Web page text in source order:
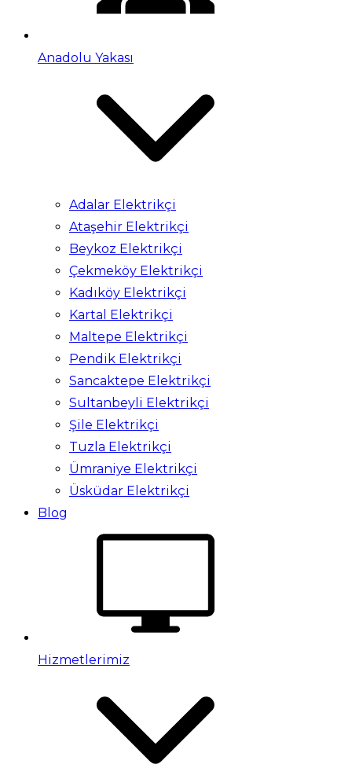
Anadolu Yakası
Adalar Elektrikçi
Ataşehir Elektrikçi
Beykoz Elektrikçi
Çekmeköy Elektrikçi
Kadıköy Elektrikçi
Kartal Elektrikçi
Maltepe Elektrikçi
Pendik Elektrikçi
Sancaktepe Elektrikçi
Sultanbeyli Elektrikçi
Şile Elektrikçi
Tuzla Elektrikçi
Ümraniye Elektrikçi
Üsküdar Elektrikçi
Blog
Hizmetlerimiz